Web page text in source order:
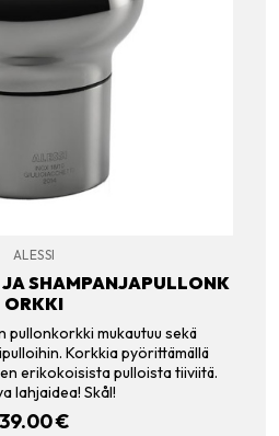
ALESSI
SHAMPANJAPULLONK
ORKKI
pullonkorkki mukautuu sekä
Korkkia pyörittämällä
erikokoisista pulloista tiiviitä.
lahjaidea! Skål!
39.00€